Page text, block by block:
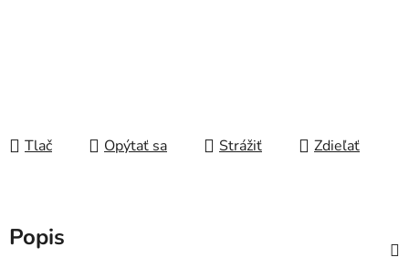
Tlač Opýtať sa Strážiť Zdieľať
Popis